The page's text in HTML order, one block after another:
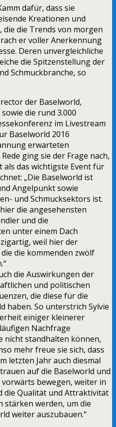
dafür, dass sie
Kreationen und
die Trends von morgen
er voller Anerkennung
Deren unvergleichliche
die Spitzenstellung der
Schmuckbranche, so
der Baselworld,
die rund 3.000
im Livestream
Baselworld 2016
erwarteten
ging sie der Frage nach,
als das wichtigste Event für
„Die Baselworld ist
Angelpunkt sowie
und Schmucksektors ist.
die angesehensten
und die
unter einem Dach
weil hier der
die kommenden zwölf
die Auswirkungen der
und politischen
die diese für die
haben. So unterstrich Sylvie
einiger kleinerer
Nachfrage
nicht standhalten können,
mehr freue sie sich, dass
letzten Jahr auch diesmal
auf die Baselworld und
bewegen, weiter in
die Qualität und Attraktivität
stärken werden, um die
weiter auszubauen.“